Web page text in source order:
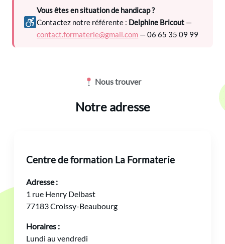
Vous êtes en situation de handicap ?
Contactez notre référente : Delphine Bricout —
contact.formaterie@gmail.com — 06 65 35 09 99
Nous trouver
Notre adresse
Centre de formation La Formaterie
Adresse :
1 rue Henry Delbast
77183 Croissy-Beaubourg
Horaires :
Lundi au vendredi